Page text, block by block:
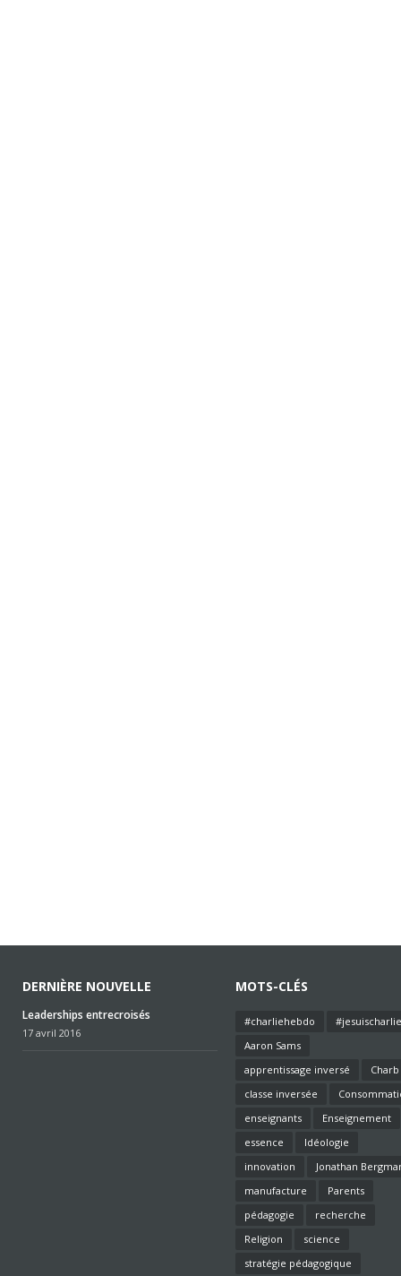
DERNIÈRE NOUVELLE
Leaderships entrecroisés
17 avril 2016
MOTS-CLÉS
#charliehebdo
#jesuischarlie
Aaron Sams
apprentissage inversé
Charb
classe inversée
enseignants
Enseignement
essence
Idéologie
innovation
Jonathan
manufacture
Parents
pédagogie
recherche
Religion
science
stratégie pédagogique